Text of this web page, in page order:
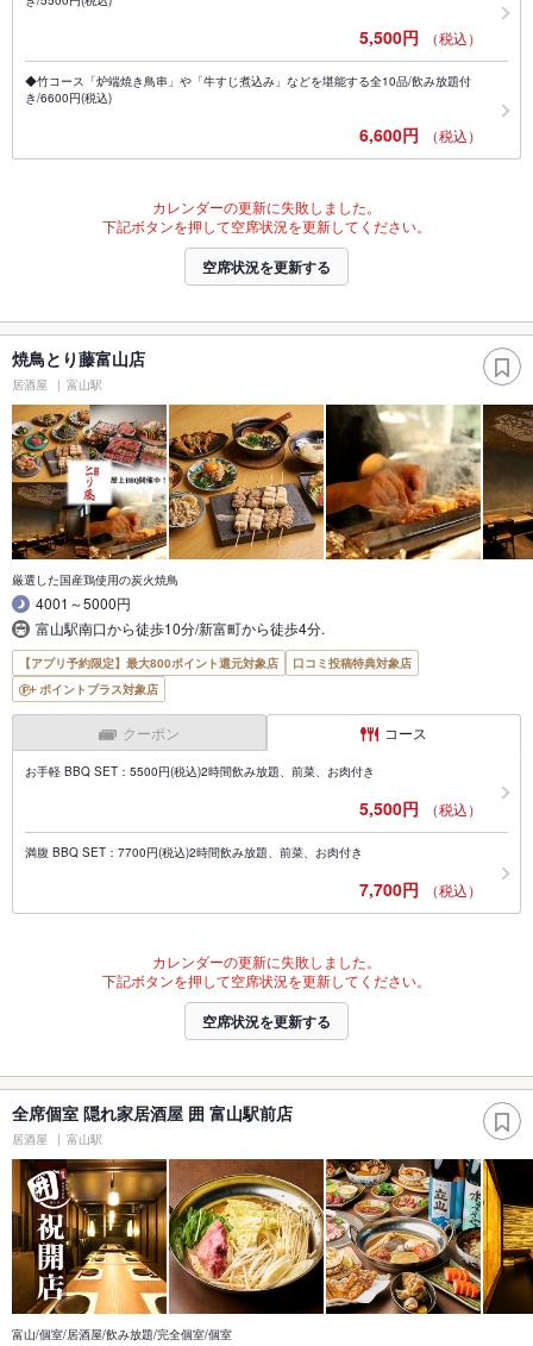
5,500円 （税込）
◆竹コース「炉端焼き鳥串」や「牛すじ煮込み」などを堪能する全10品/飲み放題付
き/6600円(税込)
6,600円 （税込）
カレンダーの更新に失敗しました。
下記ボタンを押して空席状況を更新してください。
空席状況を更新する
焼鳥とり藤富山店
居酒屋 富山駅
厳選した国産鶏使用の炭火焼鳥
4001～5000円
富山駅南口から徒歩10分/新富町から徒歩4分.
【アプリ予約限定】最大800ポイント還元対象店
口コミ投稿特典対象店
ポイントプラス対象店
クーポン コース
お手軽 BBQ SET：5500円(税込)2時間飲み放題、前菜、お肉付き
5,500円 （税込）
満腹 BBQ SET：7700円(税込)2時間飲み放題、前菜、お肉付き
7,700円 （税込）
カレンダーの更新に失敗しました。
下記ボタンを押して空席状況を更新してください。
空席状況を更新する
全席個室 隠れ家居酒屋 囲 富山駅前店
居酒屋 富山駅
富山/個室/居酒屋/飲み放題/完全個室/個室